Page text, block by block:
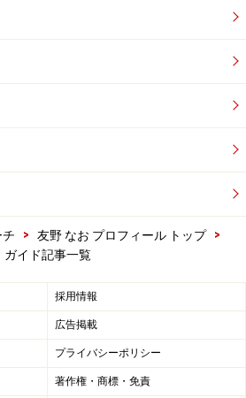
> 友野 なお プロフィール トップ
>
ガイド記事一覧
採用情報
広告掲載
プライバシーポリシー
著作権・商標・免責